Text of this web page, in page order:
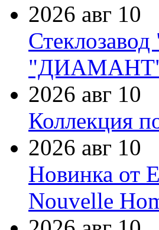
2026 авг 10
2026 авг 10
Коллекция
2026 авг 10
Новинка от
Nouvelle